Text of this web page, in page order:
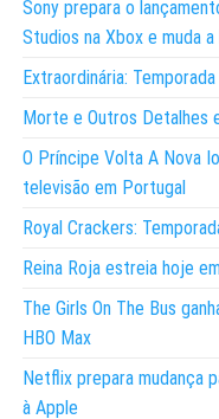
Sony prepara o
Studios na Xbox e muda
Extraordinária:
Morte e Outros Detalhes
O Príncipe Volta A Nova
televisão em Portugal
Royal Crackers:
Reina Roja estreia hoje
The Girls On The Bus
HBO Max
Netflix prepara mudança
à Apple